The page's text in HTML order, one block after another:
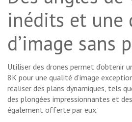
inédits et une
d’image sans
Utiliser des drones permet d’obtenir
8K pour une qualité d’image
réaliser des plans dynamiques, tels
des plongées impressionnantes et
également offerte par eux.